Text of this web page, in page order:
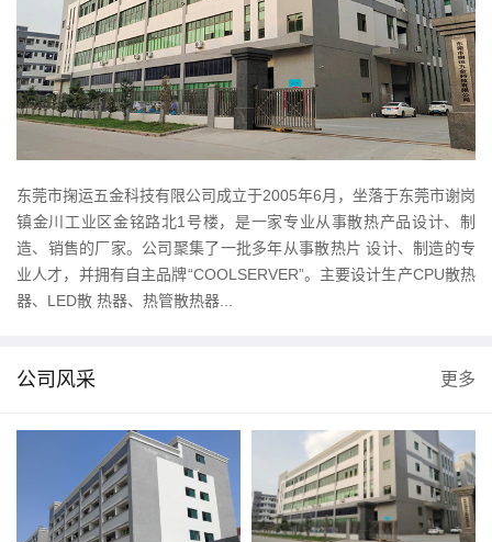
东莞市掬运五金科技有限公司成立于2005年6月，坐落于东莞市谢岗
镇金川工业区金铭路北1号楼，是一家专业从事散热产品设计、制
造、销售的厂家。公司聚集了一批多年从事散热片 设计、制造的专
业人才，并拥有自主品牌“COOLSERVER”。主要设计生产CPU散热
器、LED散 热器、热管散热器...
公司风采 更多